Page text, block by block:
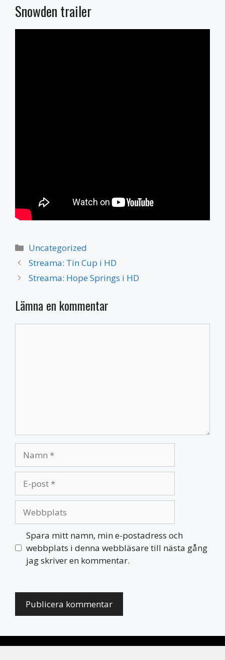
Snowden trailer
Kategorier
Uncategorized
Streama: Tin Cup i HD
Streama: Hope Springs i HD
Lämna en kommentar
post
Spara mitt namn, min e-postadress och
webbplats i denna webbläsare till nästa gång
jag skriver en kommentar.